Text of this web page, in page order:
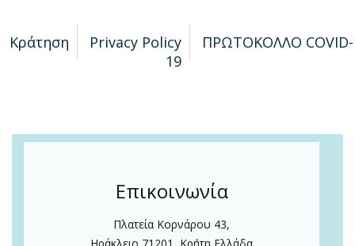
Κράτηση Privacy Policy
ΠΡΩΤΟΚΟΛΛΟ COVID-
19
Επικοινωνία
Πλατεία Κορνάρου 43,